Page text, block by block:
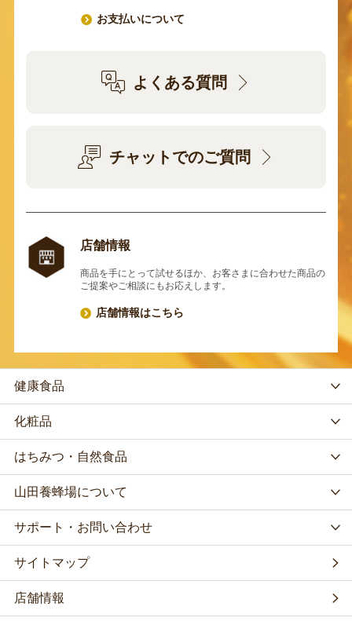
お支払いについて
よくある質問
チャットでのご質問
店舗情報
商品を手にとって試せるほか、お客さまに合わせた商品の
ご提案やご相談にもお応えします。
店舗情報はこちら
健康食品
化粧品
はちみつ・自然食品
山田養蜂場について
サポート・お問い合わせ
サイトマップ
店舗情報